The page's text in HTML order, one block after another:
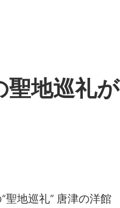
聖地巡礼が
聖地巡礼” 唐津の洋館